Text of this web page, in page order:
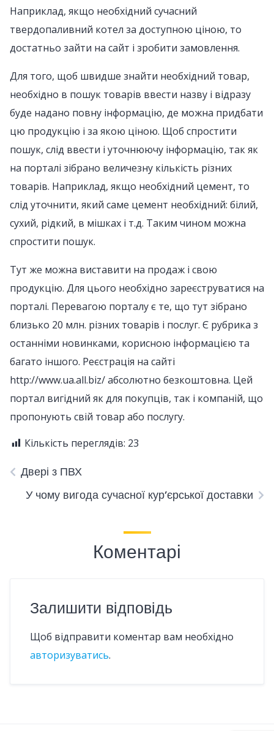
Наприклад, якщо необхідний сучасний
твердопаливний котел за доступною ціною, то
достатньо зайти на сайт і зробити замовлення.
Для того, щоб швидше знайти необхідний товар,
необхідно в пошук товарів ввести назву і відразу
буде надано повну інформацію, де можна придбати
цю продукцію і за якою ціною. Щоб спростити
пошук, слід ввести і уточнюючу інформацію, так як
на порталі зібрано величезну кількість різних
товарів. Наприклад, якщо необхідний цемент, то
слід уточнити, який саме цемент необхідний: білий,
сухий, рідкий, в мішках і т.д. Таким чином можна
спростити пошук.
Тут же можна виставити на продаж і свою
продукцію. Для цього необхідно зареєструватися на
порталі. Перевагою порталу є те, що тут зібрано
близько 20 млн. різних товарів і послуг. Є рубрика з
останніми новинками, корисною інформацією та
багато іншого. Реєстрація на сайті
http://www.ua.all.biz/ абсолютно безкоштовна. Цей
портал вигідний як для покупців, так і компаній, що
пропонують свій товар або послугу.
Кількість переглядів: 23
Двері з ПВХ
У чому вигода сучасної кур’єрської доставки
Коментарі
Залишити відповідь
Щоб відправити коментар вам необхідно
авторизуватись.